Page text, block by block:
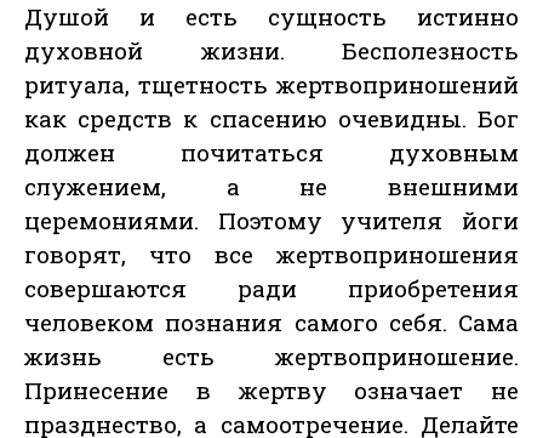
Душой и есть сущность истинно
духовной жизни. Бесполезность
ритуала, тщетность жертвоприношений
как средств к спасению очевидны. Бог
должен почитаться духовным
служением, а не внешними
церемониями. Поэтому учителя йоги
говорят, что все жертвоприношения
совершаются ради приобретения
человеком познания самого себя. Сама
жизнь есть жертвоприношение.
Принесение в жертву означает не
празднество, а самоотречение. Делайте